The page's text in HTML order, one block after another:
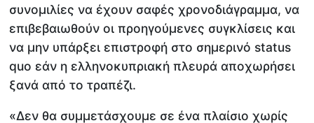
συνομιλίες να έχουν σαφές χρονοδιάγραμμα, να
επιβεβαιωθούν οι προηγούμενες συγκλίσεις και
να μην υπάρξει επιστροφή στο σημερινό status
quo εάν η ελληνοκυπριακή πλευρά αποχωρήσει
ξανά από το τραπέζι.
«Δεν θα συμμετάσχουμε σε ένα πλαίσιο χωρίς